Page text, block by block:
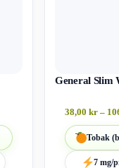
General Slim
38,00 kr –
Tobak
7 mg/